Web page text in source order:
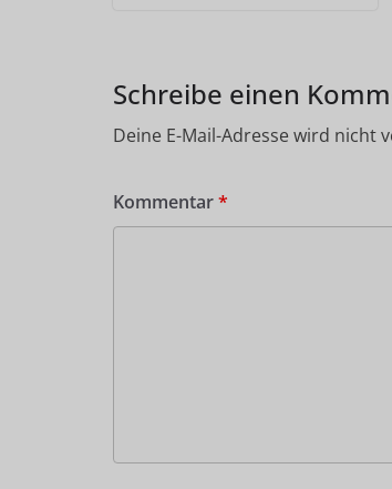
Schreibe einen
Deine E-Mail-Adresse wird nicht
Kommentar*